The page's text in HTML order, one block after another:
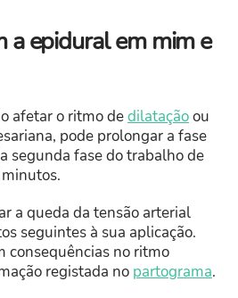
a epidural em mim e
afetar o ritmo dedilataçãoou
pode prolongar a fase
segunda fase do trabalho de
a queda da tensão arterial
seguintes à sua aplicação.
consequências no ritmo
registada no partograma.